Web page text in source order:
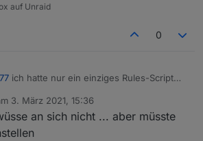
auf Unraid
0
ich hatte nur ein einziges Rules-Script
ausgeben, aber in diesem Script
wieder gebastelt und verschiedene
also Blöcke gelöscht, wieder was
3. März 2021, 15:36
von
an sich nicht ... aber müsste